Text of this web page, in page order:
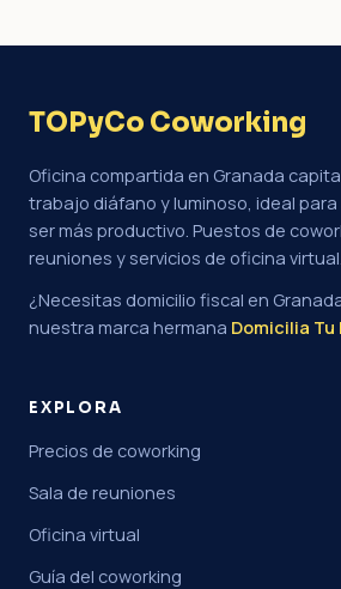
TOPyCo Coworking
Oficina compartida en Granada
trabajo diáfano y luminoso, ideal para
ser más productivo. Puestos de
reuniones y servicios de oficina virtual.
¿Necesitas domicilio fiscal en
nuestra marca hermana Domicilia Tu
EXPLORA
Precios de coworking
Sala de reuniones
Oficina virtual
Guía del coworking